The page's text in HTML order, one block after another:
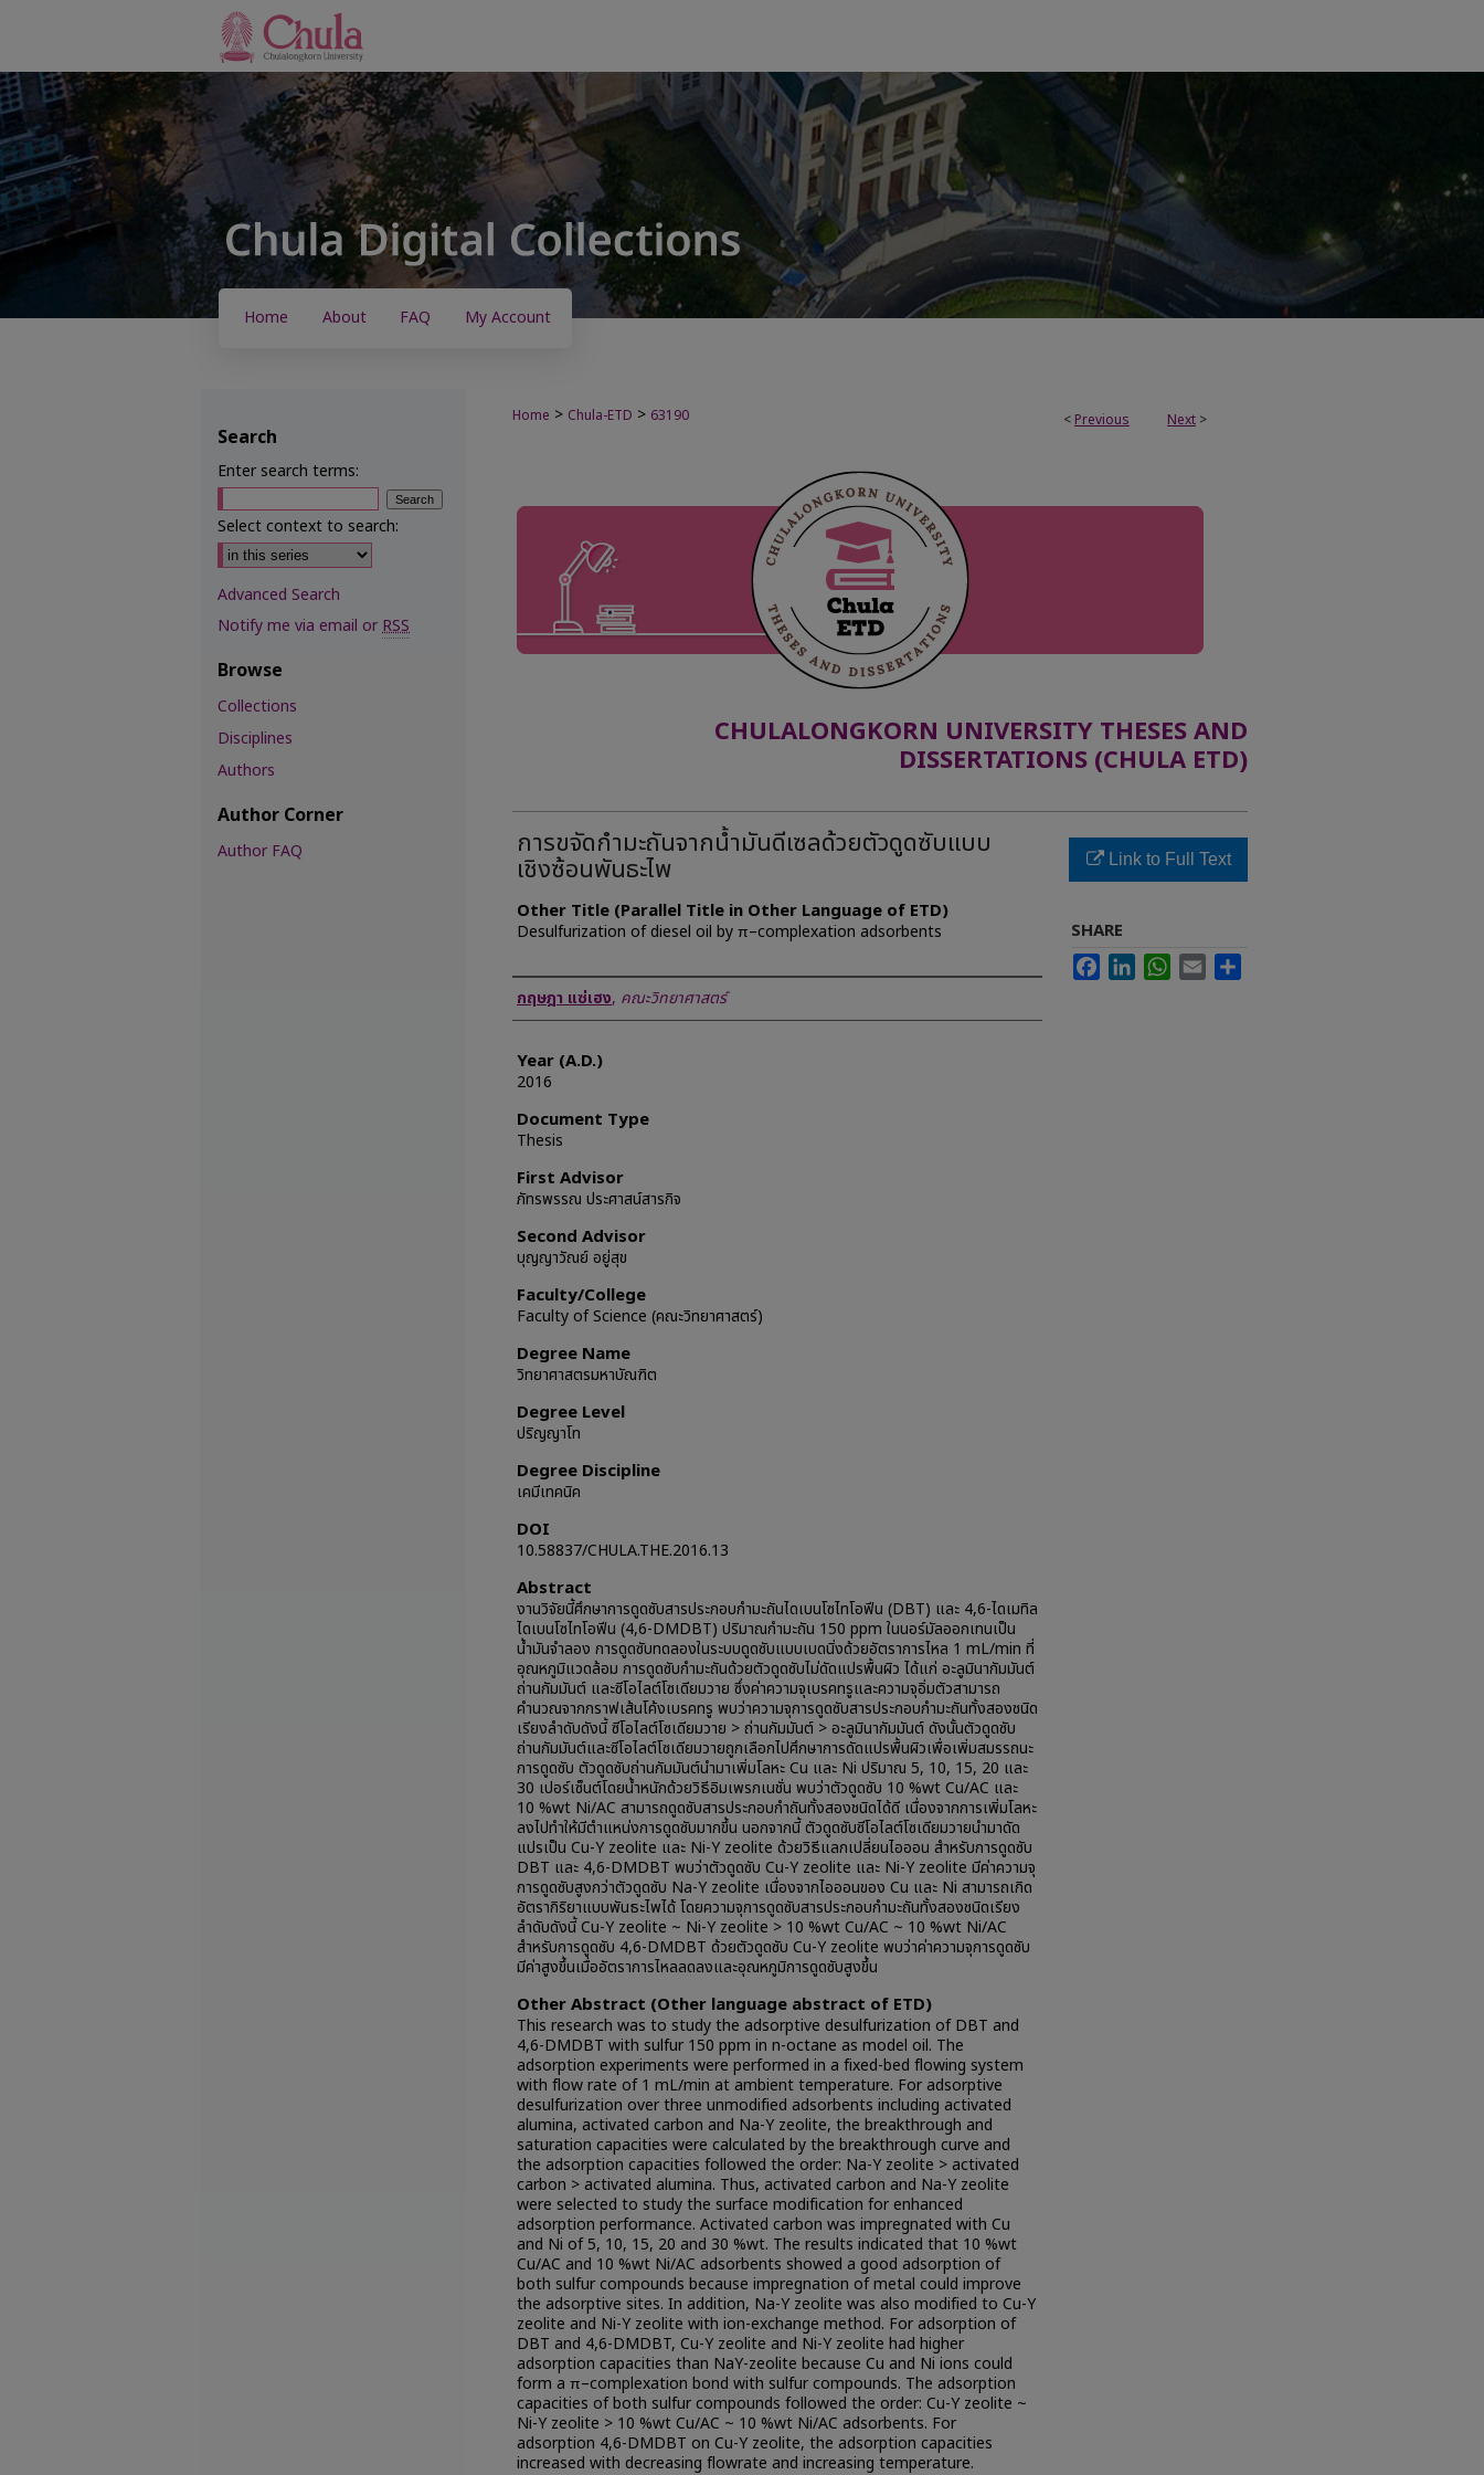
Home About FAQ My Account
< Previous Next >
Home > Chula-ETD > 63190
CHULALONGKORN UNIVERSITY THESES AND
DISSERTATIONS (CHULA ETD)
การขจัดกำมะถันจากน้ำมันดีเซลด้วยตัวดูดซับแบบ
เชิงซ้อนพันธะไพ
Other Title (Parallel Title in Other Language of ETD)
Desulfurization of diesel oil by π–complexation adsorbents
Author
กฤษฎา แซ่เฮง, คณะวิทยาศาสตร์
Year (A.D.)
2016
Document Type
Thesis
First Advisor
ภัทรพรรณ ประศาสน์สารกิจ
Second Advisor
บุญญาวัณย์ อยู่สุข
Faculty/College
Faculty of Science (คณะวิทยาศาสตร์)
Degree Name
วิทยาศาสตรมหาบัณฑิต
Degree Level
ปริญญาโท
Degree Discipline
เคมีเทคนิค
DOI
10.58837/CHULA.THE.2016.13
Abstract
งานวิจัยนี้ศึกษาการดูดซับสารประกอบกำมะถันไดเบนโซไทโอฟีน (DBT) และ 4,6-ไดเมทิล
ไดเบนโซไทโอฟีน (4,6-DMDBT) ปริมาณกำมะถัน 150 ppm ในนอร์มัลออกเทนเป็น
น้ำมันจำลอง การดูดซับทดลองในระบบดูดซับแบบเบดนิ่งด้วยอัตราการไหล 1 mL/min ที่
อุณหภูมิแวดล้อม การดูดซับกำมะถันด้วยตัวดูดซับไม่ดัดแปรพื้นผิว ได้แก่ อะลูมินากัมมันต์
ถ่านกัมมันต์ และซีโอไลต์โซเดียมวาย ซึ่งค่าความจุเบรคทรูและความจุอิ่มตัวสามารถ
คำนวณจากกราฟเส้นโค้งเบรคทรู พบว่าความจุการดูดซับสารประกอบกำมะถันทั้งสองชนิด
เรียงลำดับดังนี้ ซีโอไลต์โซเดียมวาย > ถ่านกัมมันต์ > อะลูมินากัมมันต์ ดังนั้นตัวดูดซับ
ถ่านกัมมันต์และซีโอไลต์โซเดียมวายถูกเลือกไปศึกษาการดัดแปรพื้นผิวเพื่อเพิ่มสมรรถนะ
การดูดซับ ตัวดูดซับถ่านกัมมันต์นำมาเพิ่มโลหะ Cu และ Ni ปริมาณ 5, 10, 15, 20 และ
30 เปอร์เซ็นต์โดยน้ำหนักด้วยวิธีอิมเพรกเนชั่น พบว่าตัวดูดซับ 10 %wt Cu/AC และ
10 %wt Ni/AC สามารถดูดซับสารประกอบกำถันทั้งสองชนิดได้ดี เนื่องจากการเพิ่มโลหะ
ลงไปทำให้มีตำแหน่งการดูดซับมากขึ้น นอกจากนี้ ตัวดูดซับซีโอไลต์โซเดียมวายนำมาดัด
แปรเป็น Cu-Y zeolite และ Ni-Y zeolite ด้วยวิธีแลกเปลี่ยนไอออน สำหรับการดูดซับ
DBT และ 4,6-DMDBT พบว่าตัวดูดซับ Cu-Y zeolite และ Ni-Y zeolite มีค่าความจุ
การดูดซับสูงกว่าตัวดูดซับ Na-Y zeolite เนื่องจากไอออนของ Cu และ Ni สามารถเกิด
อัตรากิริยาแบบพันธะไพได้ โดยความจุการดูดซับสารประกอบกำมะถันทั้งสองชนิดเรียง
ลำดับดังนี้ Cu-Y zeolite ~ Ni-Y zeolite > 10 %wt Cu/AC ~ 10 %wt Ni/AC
สำหรับการดูดซับ 4,6-DMDBT ด้วยตัวดูดซับ Cu-Y zeolite พบว่าค่าความจุการดูดซับ
มีค่าสูงขึ้นเมื่ออัตราการไหลลดลงและอุณหภูมิการดูดซับสูงขึ้น
Other Abstract (Other language abstract of ETD)
This research was to study the adsorptive desulfurization of DBT and
4,6-DMDBT with sulfur 150 ppm in n-octane as model oil. The
adsorption experiments were performed in a fixed-bed flowing system
with flow rate of 1 mL/min at ambient temperature. For adsorptive
desulfurization over three unmodified adsorbents including activated
alumina, activated carbon and Na-Y zeolite, the breakthrough and
saturation capacities were calculated by the breakthrough curve and
the adsorption capacities followed the order: Na-Y zeolite > activated
carbon > activated alumina. Thus, activated carbon and Na-Y zeolite
were selected to study the surface modification for enhanced
adsorption performance. Activated carbon was impregnated with Cu
and Ni of 5, 10, 15, 20 and 30 %wt. The results indicated that 10 %wt
Cu/AC and 10 %wt Ni/AC adsorbents showed a good adsorption of
both sulfur compounds because impregnation of metal could improve
the adsorptive sites. In addition, Na-Y zeolite was also modified to Cu-Y
zeolite and Ni-Y zeolite with ion-exchange method. For adsorption of
DBT and 4,6-DMDBT, Cu-Y zeolite and Ni-Y zeolite had higher
adsorption capacities than NaY-zeolite because Cu and Ni ions could
form a π–complexation bond with sulfur compounds. The adsorption
capacities of both sulfur compounds followed the order: Cu-Y zeolite ~
Ni-Y zeolite > 10 %wt Cu/AC ~ 10 %wt Ni/AC adsorbents. For
adsorption 4,6-DMDBT on Cu-Y zeolite, the adsorption capacities
increased with decreasing flowrate and increasing temperature.
Link to Full Text
SHARE
FacebookLinkedInWhatsApp
Email
Search
Enter search terms:
Select context to search:
Advanced Search
Notify me via email orRSS
Browse
Collections
Disciplines
Authors
Author Corner
Author FAQ